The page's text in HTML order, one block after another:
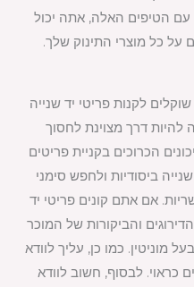
הטיפים האלה, אתה יכול
על כל מוצרי התינוק שלך.
לקנות פריטי יד שנייה
להיות דרך מצוינת לחסוך
הכרוכים בקניית פריטים
ביסודיות ולחפש סימני
אם אתם קונים פריטי יד
והביקורות של המוכר
מוניטין. כמו כן, עליך לוודא
לבסוף, חשוב לוודא